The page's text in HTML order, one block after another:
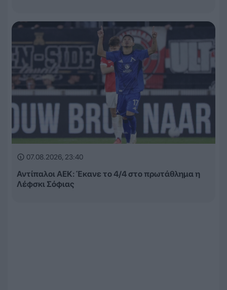
07.08.2026, 23:40
Αντίπαλοι ΑΕΚ: Έκανε το 4/4 στο πρωτάθλημα η
Λέφσκι Σόφιας